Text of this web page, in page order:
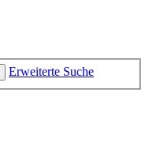
Erweiterte Suche